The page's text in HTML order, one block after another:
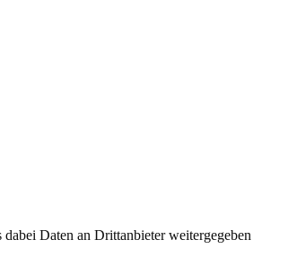
Daten an Drittanbieter weitergegeben